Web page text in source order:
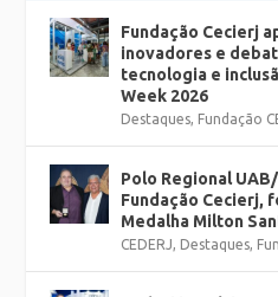
Fundação Cecierj
inovadores e
tecnologia e
Week 2026
Destaques, Fundação
Polo Regional
Fundação Cecierj,
Medalha Milton
CEDERJ, Destaques,